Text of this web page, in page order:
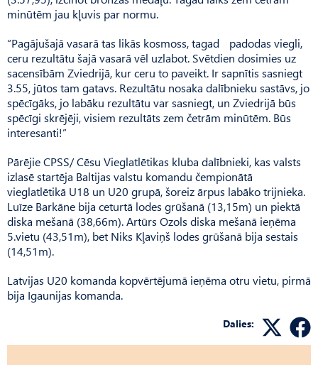
minūtēm jau kļuvis par normu.
“Pagājušajā vasarā tas likās kosmoss, tagad padodas viegli,
ceru rezultātu šajā vasarā vēl uzlabot. Svētdien dosimies uz
sacensībām Zviedrijā, kur ceru to paveikt. Ir sapnītis sasniegt
3.55, jūtos tam gatavs. Rezultātu nosaka dalībnieku sastāvs, jo
spēcīgāks, jo labāku rezultātu var sasniegt, un Zviedrijā būs
spēcīgi skrējēji, visiem rezultāts zem četrām minūtēm. Būs
interesanti!”
Pārējie CPSS/ Cēsu Vieglatlē­tikas kluba dalībnieki, kas valsts
izlasē startēja Baltijas valstu komandu čempionātā
vieglatlētikā U18 un U20 grupā, šoreiz ārpus labāko trijnieka.
Luīze Barkāne bija ceturtā lodes grūšanā (13,15m) un piektā
diska mešanā (38,66m). Artūrs Ozols diska mešanā ieņēma
5.vietu (43,51m), bet Niks Kļaviņš lodes grūšanā bija sestais
(14,51m).
Latvijas U20 komanda kopvērtējumā ieņēma otru vietu, pirmā
bija Igaunijas komanda.
Dalies: